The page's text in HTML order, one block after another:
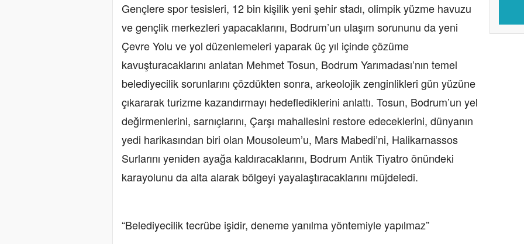
Gençlere spor tesisleri, 12 bin kişilik yeni şehir stadı, olimpik yüzme havuzu
ve gençlik merkezleri yapacaklarını, Bodrum’un ulaşım sorununu da yeni
Çevre Yolu ve yol düzenlemeleri yaparak üç yıl içinde çözüme
kavuşturacaklarını anlatan Mehmet Tosun, Bodrum Yarımadası’nın temel
belediyecilik sorunlarını çözdükten sonra, arkeolojik zenginlikleri gün yüzüne
çıkararak turizme kazandırmayı hedeflediklerini anlattı. Tosun, Bodrum’un yel
değirmenlerini, sarnıçlarını, Çarşı mahallesini restore edeceklerini, dünyanın
yedi harikasından biri olan Mousoleum’u, Mars Mabedi’ni, Halikarnassos
Surlarını yeniden ayağa kaldıracaklarını, Bodrum Antik Tiyatro önündeki
karayolunu da alta alarak bölgeyi yayalaştıracaklarını müjdeledi.
“Belediyecilik tecrübe işidir, deneme yanılma yöntemiyle yapılmaz”